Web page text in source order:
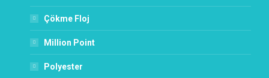
Çökme Floj
Million Point
Polyester